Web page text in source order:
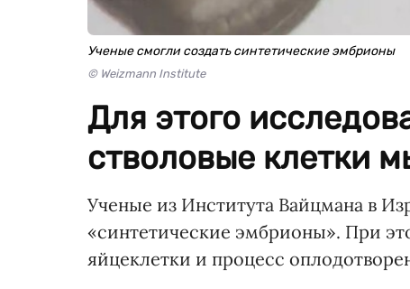
Ученые смогли создать синтетические эмбрионы
© Weizmann Institute
Для этого
стволовые клетки
Ученые из Института Вайцмана в
«синтетические эмбрионы». При
яйцеклетки и процесс